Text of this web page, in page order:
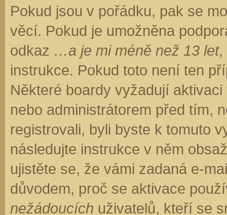
Pokud jsou v pořádku, pak se
věcí. Pokud je umožněna
odkaz …a je mi méně než 13 let,
instrukce. Pokud toto není ten
Některé boardy vyžadují
nebo administrátorem před tím,
registrovali, byli byste k tomuto
následujte instrukce v něm
ujistěte se, že vámi zadaná e-
důvodem, proč se aktivace
nežádoucích uživatelů, kteří se